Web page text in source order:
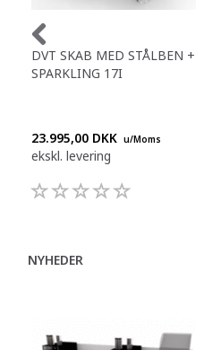
DVT SKAB MED STÅLBEN +
SPARKLING 17I
23.995,00 DKK u/Moms
ekskl. levering
NYHEDER